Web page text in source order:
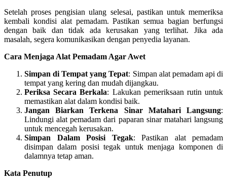
Setelah proses pengisian ulang selesai, pastikan untuk memeriksa
kembali kondisi alat pemadam. Pastikan semua bagian berfungsi
dengan baik dan tidak ada kerusakan yang terlihat. Jika ada
masalah, segera komunikasikan dengan penyedia layanan.
Cara Menjaga Alat Pemadam Agar Awet
Simpan di Tempat yang Tepat: Simpan alat pemadam api di
tempat yang kering dan mudah dijangkau.
Periksa Secara Berkala: Lakukan pemeriksaan rutin untuk
memastikan alat dalam kondisi baik.
Jangan Biarkan Terkena Sinar Matahari Langsung:
Lindungi alat pemadam dari paparan sinar matahari langsung
untuk mencegah kerusakan.
Simpan Dalam Posisi Tegak: Pastikan alat pemadam
disimpan dalam posisi tegak untuk menjaga komponen di
dalamnya tetap aman.
Kata Penutup